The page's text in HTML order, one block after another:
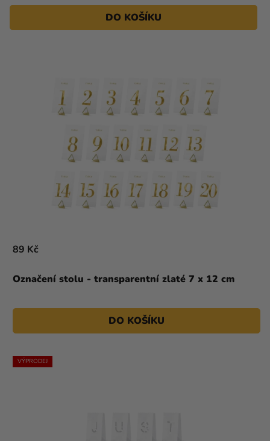
DO KOŠÍKU
Označení stolu - transparentní zlaté 7 x 12 cm
89 Kč
DO KOŠÍKU
VÝPRODEJ